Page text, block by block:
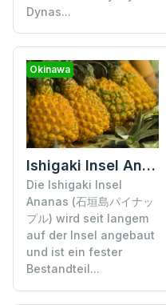
Dynas...
Okinawa
Ishigaki Insel Ananas
Die Ishigaki Insel
Ananas (石垣島パイナッ
プル) wird seit langem
auf der Insel angebaut
und ist ein fester
Bestandteil...